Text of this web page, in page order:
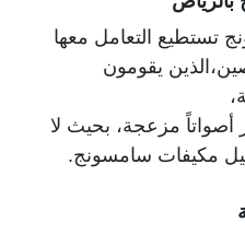
تستطيع التعامل معها
الذين يقومون
أصواتاً مزعجة، بحيث لا
مكيفات سامسونج.